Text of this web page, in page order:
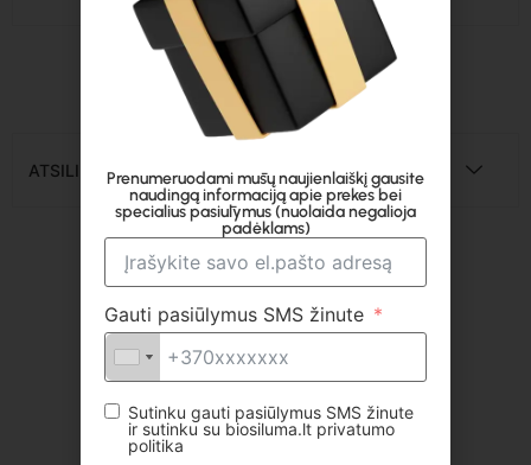
ATSILIEPIMAI
Panašūs produktai
Prenumeruodami mūsų naujienlaiškį gausite
naudingą informaciją apie prekes bei
specialius pasiūlymus (nuolaida negalioja
padėklams)
Gauti pasiūlymus SMS žinute
Sutinku gauti pasiūlymus SMS žinute
ir sutinku su biosiluma.lt privatumo
politika